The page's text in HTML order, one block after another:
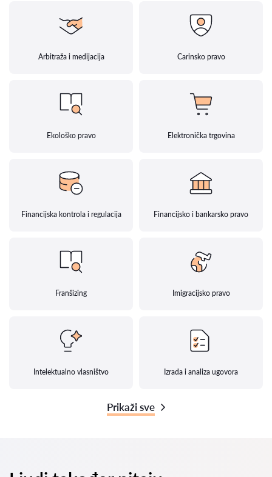
Arbitraža i medijacija Carinsko pravo
Ekološko pravo Elektronička trgovina
Financijska kontrola i regulacija Financijsko i bankarsko pravo
Franšizing Imigracijsko pravo
Intelektualno vlasništvo Izrada i analiza ugovora
Prikaži sve